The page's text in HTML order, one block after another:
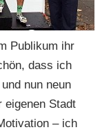
Publikum ihr
dass ich
nun neun
eigenen Stadt
– ich